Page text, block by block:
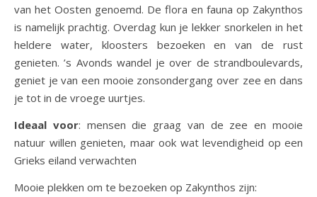
van het Oosten genoemd. De flora en fauna op Zakynthos
is namelijk prachtig. Overdag kun je lekker snorkelen in het
heldere water, kloosters bezoeken en van de rust
genieten. ’s Avonds wandel je over de strandboulevards,
geniet je van een mooie zonsondergang over zee en dans
je tot in de vroege uurtjes.
Ideaal voor: mensen die graag van de zee en mooie
natuur willen genieten, maar ook wat levendigheid op een
Grieks eiland verwachten
Mooie plekken om te bezoeken op Zakynthos zijn: